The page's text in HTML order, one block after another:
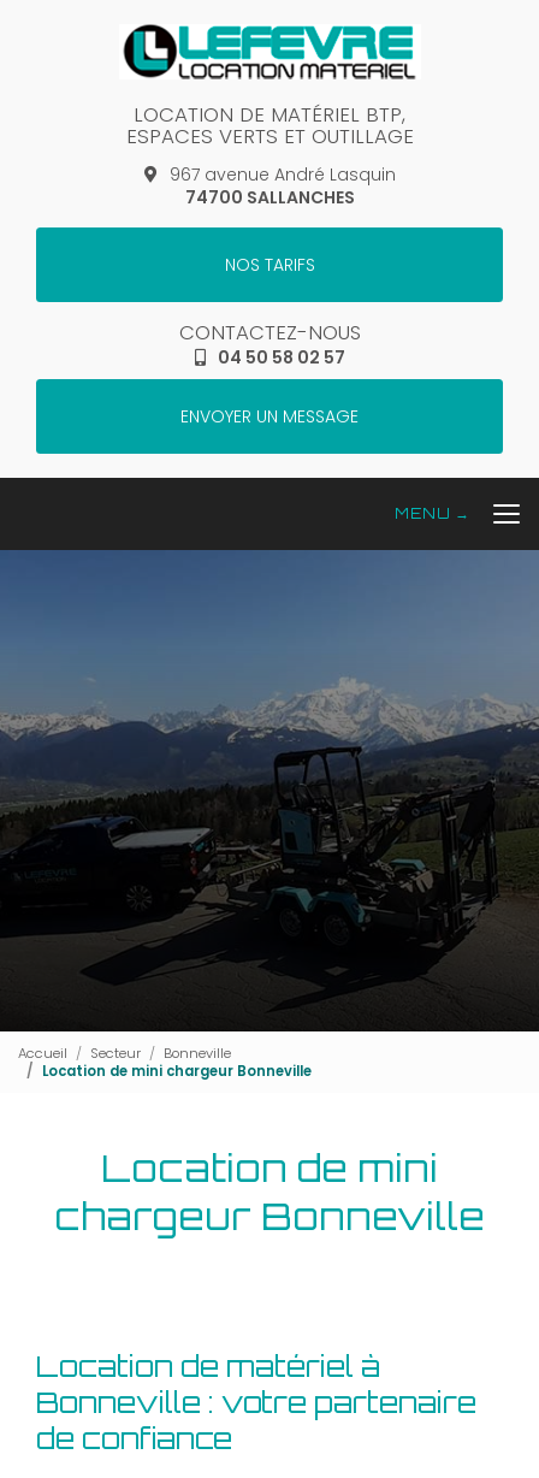
LOCATION DE MATÉRIEL BTP,
ESPACES VERTS ET OUTILLAGE
967 avenue André Lasquin
74700 SALLANCHES
NOS TARIFS
CONTACTEZ-NOUS
04 50 58 02 57
ENVOYER UN MESSAGE
Accueil Secteur
Bonneville
Location de mini chargeur Bonneville
Location de mini
chargeur Bonneville
Location de matériel à
Bonneville : votre partenaire
de confiance